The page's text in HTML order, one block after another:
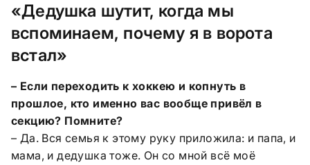
«Дедушка шутит, когда мы
вспоминаем, почему я в ворота
встал»
– Если переходить к хоккею и копнуть в
прошлое, кто именно вас вообще привёл в
секцию? Помните?
– Да. Вся семья к этому руку приложила: и папа, и
мама, и дедушка тоже. Он со мной всё моё